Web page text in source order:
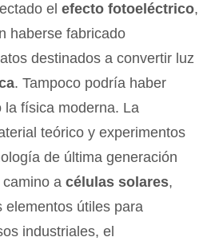
el efecto fotoeléctrico,
haberse fabricado
destinados a convertir luz
. Tampoco podría haber
la física moderna. La
teórico y experimentos
de última generación
a células solares,
elementos útiles para
industriales, el